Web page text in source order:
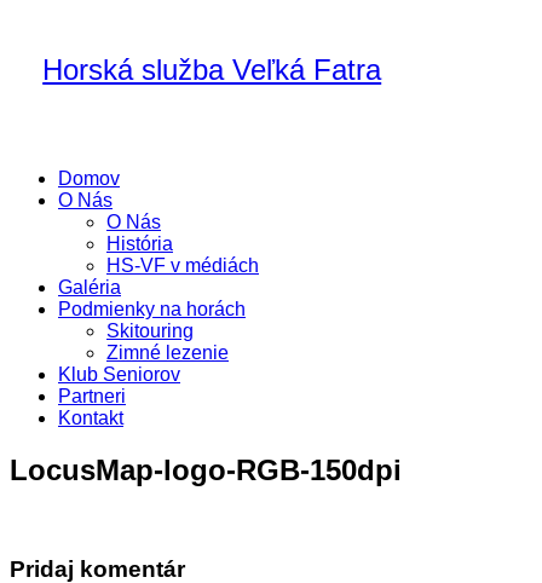
Horská služba Veľká Fatra
Domov
O Nás
O Nás
História
HS-VF v médiách
Galéria
Podmienky na horách
Skitouring
Zimné lezenie
Klub Seniorov
Partneri
Kontakt
LocusMap-logo-RGB-150dpi
Pridaj komentár